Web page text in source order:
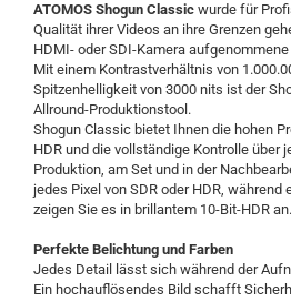
ATOMOS Shogun Classic wurde für
Qualität ihrer Videos an ihre Grenzen
HDMI- oder SDI-Kamera
Mit einem Kontrastverhältnis von
Spitzenhelligkeit von 3000 nits ist der
Allround-Produktionstool.
Shogun Classic bietet Ihnen die hohen
HDR und die vollständige Kontrolle über
Produktion, am Set und in der
jedes Pixel von SDR oder HDR,
zeigen Sie es in brillantem 10-Bit-HDR an.
Perfekte Belichtung und Farben
Jedes Detail lässt sich während der
Ein hochauflösendes Bild schafft